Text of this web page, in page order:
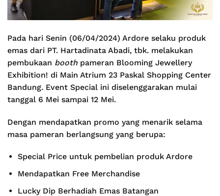
Pada hari Senin (06/04/2024) Ardore selaku produk
emas dari PT. Hartadinata Abadi, tbk. melakukan
pembukaan booth pameran Blooming Jewellery
Exhibition! di Main Atrium 23 Paskal Shopping Center
Bandung. Event Special ini diselenggarakan mulai
tanggal 6 Mei sampai 12 Mei.
Dengan mendapatkan promo yang menarik selama
masa pameran berlangsung yang berupa:
Special Price untuk pembelian produk Ardore
Mendapatkan Free Merchandise
Lucky Dip Berhadiah Emas Batangan